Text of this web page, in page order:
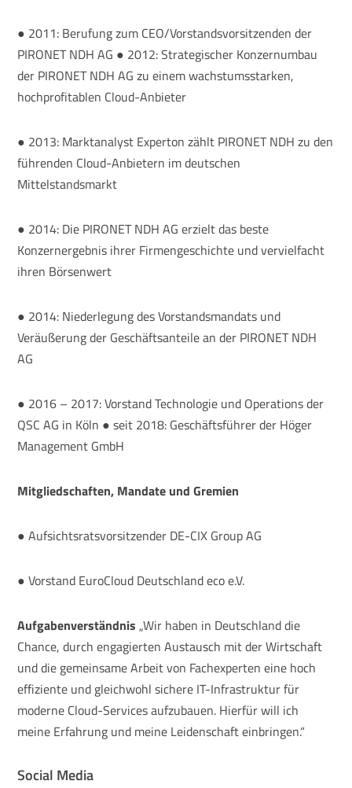
● 2011: Berufung zum CEO/Vorstandsvorsitzenden der
PIRONET NDH AG ● 2012: Strategischer Konzernumbau
der PIRONET NDH AG zu einem wachstumsstarken,
hochprofitablen Cloud-Anbieter
● 2013: Marktanalyst Experton zählt PIRONET NDH zu den
führenden Cloud-Anbietern im deutschen
Mittelstandsmarkt
● 2014: Die PIRONET NDH AG erzielt das beste
Konzernergebnis ihrer Firmengeschichte und vervielfacht
ihren Börsenwert
● 2014: Niederlegung des Vorstandsmandats und
Veräußerung der Geschäftsanteile an der PIRONET NDH
AG
● 2016 – 2017: Vorstand Technologie und Operations der
QSC AG in Köln ● seit 2018: Geschäftsführer der Höger
Management GmbH
Mitgliedschaften, Mandate und Gremien
● Aufsichtsratsvorsitzender DE-CIX Group AG
● Vorstand EuroCloud Deutschland eco e.V.
Aufgabenverständnis „Wir haben in Deutschland die
Chance, durch engagierten Austausch mit der Wirtschaft
und die gemeinsame Arbeit von Fachexperten eine hoch
effiziente und gleichwohl sichere IT-Infrastruktur für
moderne Cloud-Services aufzubauen. Hierfür will ich
meine Erfahrung und meine Leidenschaft einbringen.“
Social Media